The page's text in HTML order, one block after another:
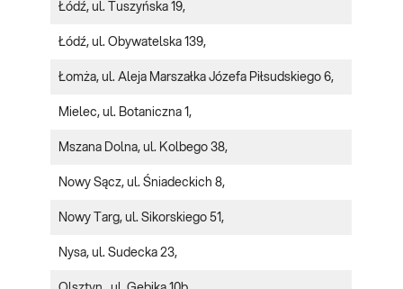
Łódź, ul. Tuszyńska 19,
Łódź, ul. Obywatelska 139,
Łomża, ul. Aleja Marszałka Józefa Piłsudskiego 6,
Mielec, ul. Botaniczna 1,
Mszana Dolna, ul. Kolbego 38,
Nowy Sącz, ul. Śniadeckich 8,
Nowy Targ, ul. Sikorskiego 51,
Nysa, ul. Sudecka 23,